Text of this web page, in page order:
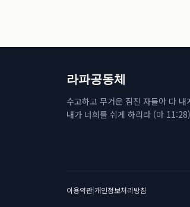
라파공동체
수고하고 무거운 짐진 자들아 다 내
내가 너희를 쉬게 하리라 (마 11:28)
이용약관|개인정보처리방침